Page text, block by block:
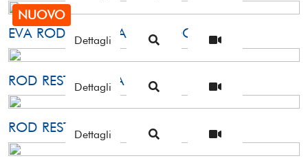
NUOVO
EVA ROD REST - FAST UNLOCK
Dettagli
ROD REST: SEVILLA
Dettagli
ROD REST: LIONE
Dettagli